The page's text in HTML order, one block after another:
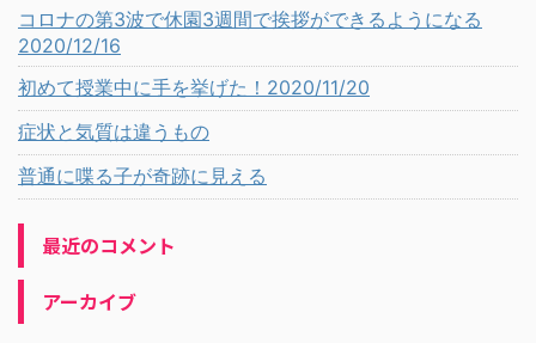
コロナの第3波で休園3週間で挨拶ができるようになる
2020/12/16
初めて授業中に手を挙げた！2020/11/20
症状と気質は違うもの
普通に喋る子が奇跡に見える
最近のコメント
アーカイブ